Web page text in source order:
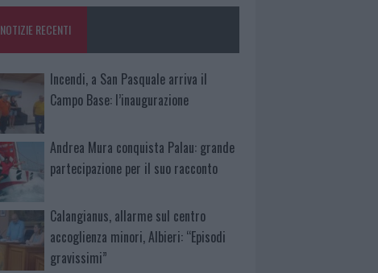
NOTIZIE RECENTI
Incendi, a San Pasquale arriva il
Campo Base: l’inaugurazione
Andrea Mura conquista Palau: grande
partecipazione per il suo racconto
Calangianus, allarme sul centro
accoglienza minori, Albieri: “Episodi
gravissimi”